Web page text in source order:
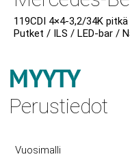
119CDI 4×4-3,2/34K
Putket / ILS / LED-bar /
MYYTY
Perustiedot
Vuosimalli